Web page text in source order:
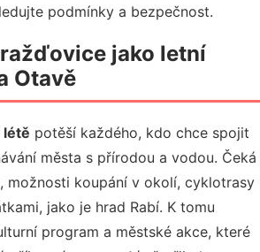
podmínky a bezpečnost.
jako letní
Otavě
létě potěší každého, kdo chce spojit
města s přírodou a vodou. Čeká
možnosti koupání v okolí, cyklotrasy
jako je hrad Rabí. K tomu
program a městské akce, které